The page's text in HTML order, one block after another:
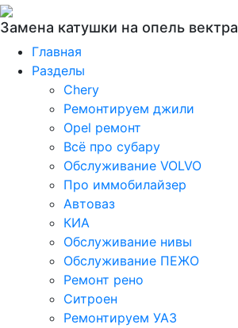
Замена катушки на опель вектра
Главная
Разделы
Chery
Ремонтируем джили
Opel ремонт
Всё про субару
Обслуживание VOLVO
Про иммобилайзер
Автоваз
КИА
Обслуживание нивы
Обслуживание ПЕЖО
Ремонт рено
Ситроен
Ремонтируем УАЗ